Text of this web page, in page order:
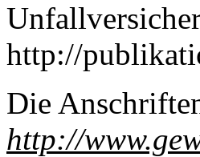
http://
Die
http://